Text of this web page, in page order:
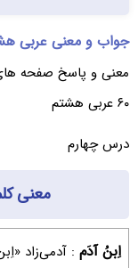
جواب و معنی عربی
۶۰ عربی هشتم
درس چهارم
معنی
اِبنُ آدَم : آدمی‌زاد